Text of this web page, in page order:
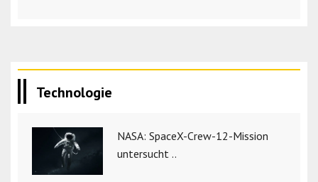
Technologie
NASA: SpaceX-Crew-12-Mission
untersucht ..